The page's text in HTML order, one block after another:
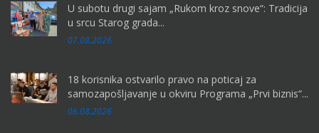
U subotu drugi sajam „Rukom kroz snove“: Tradicija
u srcu Starog grada...
07.08.2026
18 korisnika ostvarilo pravo na poticaj za
samozapošljavanje u okviru Programa „Prvi biznis“...
06.08.2026